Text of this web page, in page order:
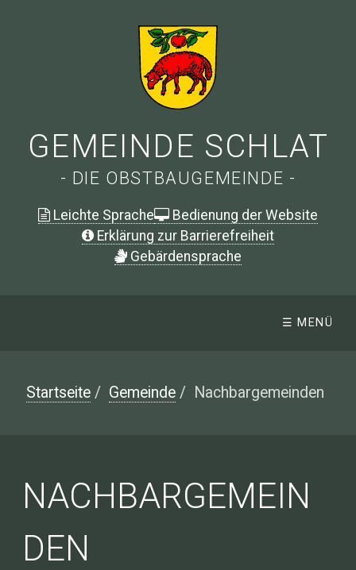
GEMEINDE SCHLAT
- DIE OBSTBAUGEMEINDE -
Leichte Sprache
Bedienung der Website
Erklärung zur Barrierefreiheit
Gebärdensprache
☰ MENÜ
Startseite / Gemeinde / Nachbargemeinden
NACHBARGEMEIN
DEN